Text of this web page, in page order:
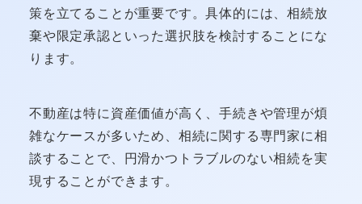
策を立てることが重要です。具体的には、相続放
棄や限定承認といった選択肢を検討することにな
ります。
不動産は特に資産価値が高く、手続きや管理が煩
雑なケースが多いため、相続に関する専門家に相
談することで、円滑かつトラブルのない相続を実
現することができます。